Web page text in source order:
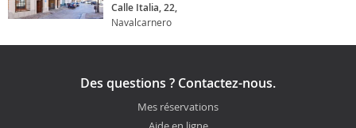
Calle Italia, 22,
Navalcarnero
Des questions ? Contactez-nous.
Mes réservations